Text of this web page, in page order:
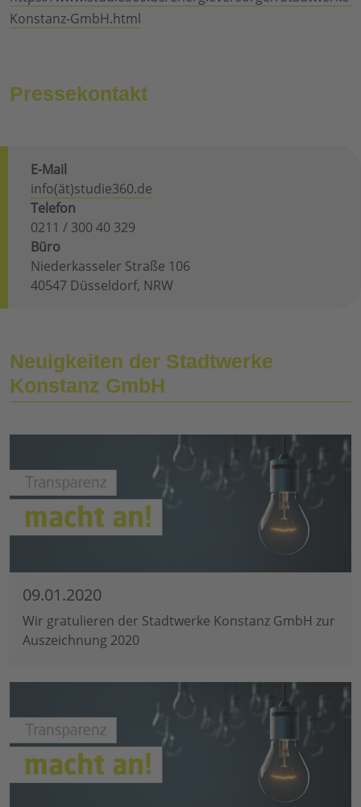
Konstanz-GmbH.html
Pressekontakt
E-Mail
info(ät)studie360.de
Telefon
0211 / 300 40 329
Büro
Niederkasseler Straße 106
40547 Düsseldorf, NRW
Neuigkeiten der Stadtwerke
Konstanz GmbH
09.01.2020
Wir gratulieren der Stadtwerke Konstanz GmbH zur
Auszeichnung 2020